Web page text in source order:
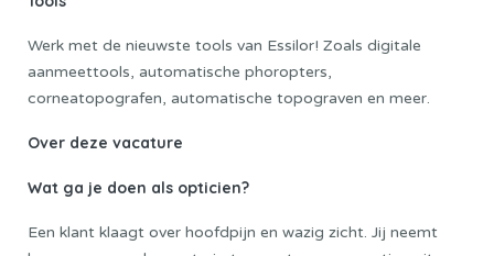
Werk met de nieuwste tools van Essilor! Zoals digitale
aanmeettools, automatische phoropters,
corneatopografen, automatische topograven en meer.
Over deze vacature
Wat ga je doen als opticien?
Een klant klaagt over hoofdpijn en wazig zicht. Jij neemt